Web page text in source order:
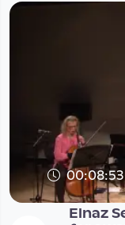
00:08:53
Elnaz